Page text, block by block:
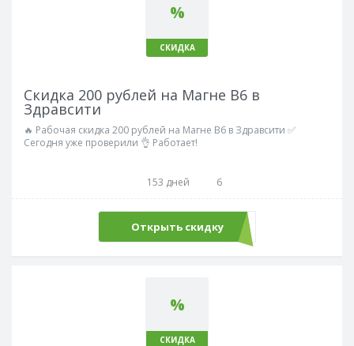
%
СКИДКА
Скидка 200 рублей на Магне В6 в
Здравсити
🔥 Рабочая скидка 200 рублей на Магне В6 в Здравсити ✅
Сегодня уже проверили 👌 Работает!
153 дней 6
Открыть скидку
%
СКИДКА